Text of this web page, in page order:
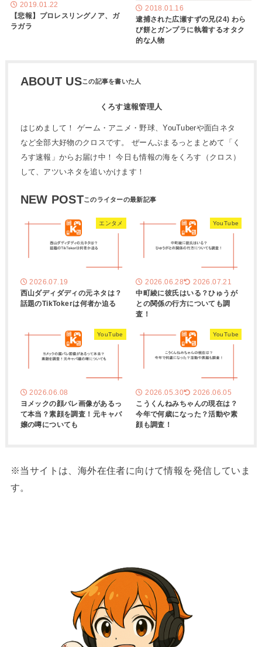
2019.01.22
【悲報】プロレスリングノア、ガ
ラガラ
2018.01.16
逮捕された広瀬すずの兄(24) わら
び餅とガンプラに執着するオタク
的な人物
ABOUT US
くろす速報管理人
はじめまして！ ゲーム・アニメ・野球、YouTuberや面白ネタ
など全部大好物のクロスです。 ぜーんぶまるっとまとめて「く
ろす速報」からお届け中！ 今日も情報の海をくろす（クロス）
して、アツいネタを追いかけます！
NEW POST
エンタメ
2026.07.19
西山ダディダディの元ネタは？
話題のTikTokerは何者か迫る
YouTube
2026.06.28 2026.07.21
中町綾に彼氏はいる？ひゅうが
との関係の行方についても調
査！
YouTube
2026.06.08
ヨメックの顔バレ画像があるっ
て本当？素顔を調査！元キャバ
嬢の噂についても
YouTube
2026.05.30 2026.06.05
こうくんねみちゃんの現在は？
今年で何歳になった？活動や素
顔も調査！
※当サイトは、海外在住者に向けて情報を発信していま
す。